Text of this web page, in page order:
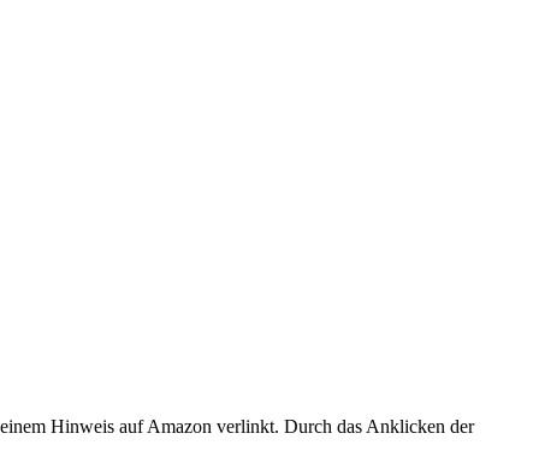
Hinweis auf Amazon verlinkt. Durch das Anklicken der